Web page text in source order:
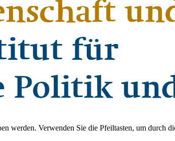
werden. Verwenden Sie die Pfeiltasten, um durch